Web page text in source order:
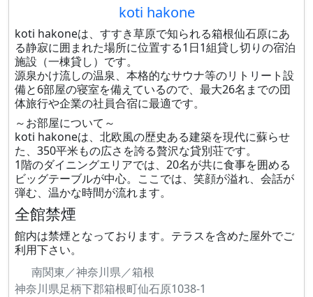
koti hakone
koti hakoneは、すすき草原で知られる箱根仙石原にあ
る静寂に囲まれた場所に位置する1日1組貸し切りの宿泊
施設（一棟貸し）です。
源泉かけ流しの温泉、本格的なサウナ等のリトリート設
備と6部屋の寝室を備えているので、最大26名までの団
体旅行や企業の社員合宿に最適です。
～お部屋について～
koti hakoneは、北欧風の歴史ある建築を現代に蘇らせ
た、350平米もの広さを誇る贅沢な貸別荘です。
1階のダイニングエリアでは、20名が共に食事を囲める
ビッグテーブルが中心。ここでは、笑顔が溢れ、会話が
弾む、温かな時間が流れます。
全館禁煙
館内は禁煙となっております。テラスを含めた屋外でご
利用下さい。
南関東／神奈川県／箱根
神奈川県足柄下郡箱根町仙石原1038-1